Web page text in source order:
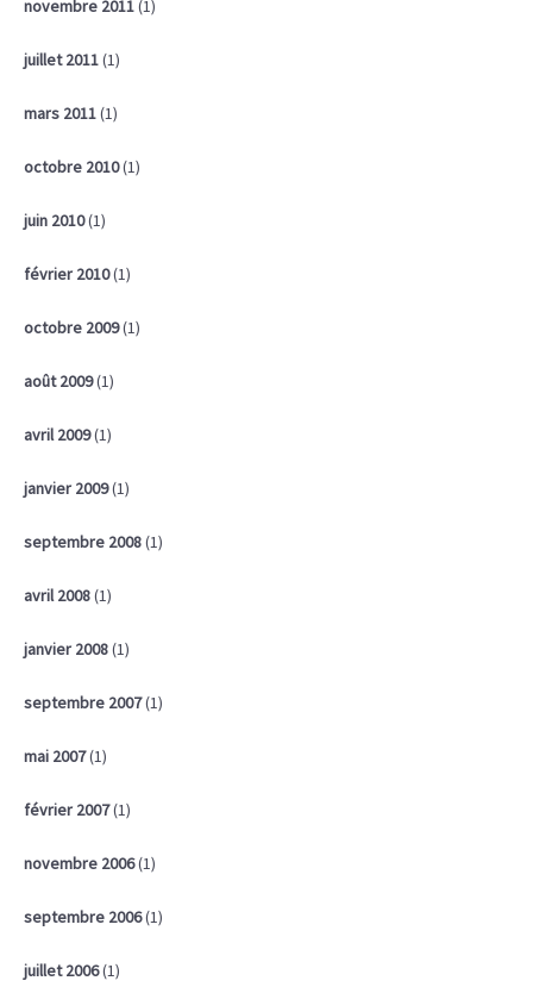
novembre 2011(1)
juillet 2011(1)
mars 2011(1)
octobre 2010(1)
juin 2010(1)
février 2010(1)
octobre 2009(1)
août 2009(1)
avril 2009(1)
janvier 2009(1)
septembre 2008(1)
avril 2008(1)
janvier 2008(1)
septembre 2007(1)
mai 2007(1)
février 2007(1)
novembre 2006(1)
septembre 2006(1)
juillet 2006(1)